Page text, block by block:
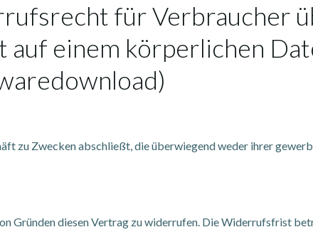
für Verbraucher
auf einem körperlichen
zu Zwecken abschließt, die überwiegend weder ihrer
Gründen diesen Vertrag zu widerrufen. Die Widerrufsfrist